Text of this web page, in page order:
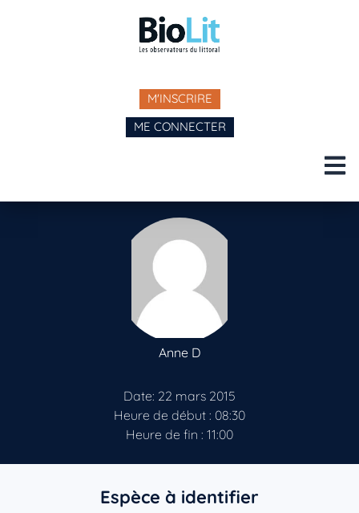
M'INSCRIRE
ME CONNECTER
Anne D
Date: 22 mars 2015
Heure de début : 08:30
Heure de fin : 11:00
Espèce à identifier